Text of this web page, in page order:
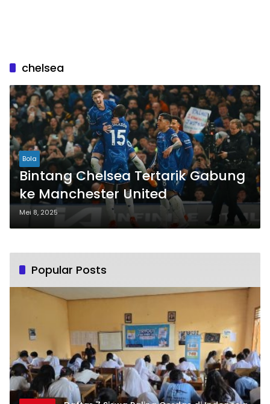
chelsea
Bola
Bintang Chelsea Tertarik Gabung
ke Manchester United
Mei 8, 2025
Popular Posts